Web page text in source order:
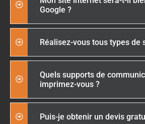
Google ?
Réalisez-vous tous types de
Quels supports de
imprimez-vous ?
Puis-je obtenir un devis